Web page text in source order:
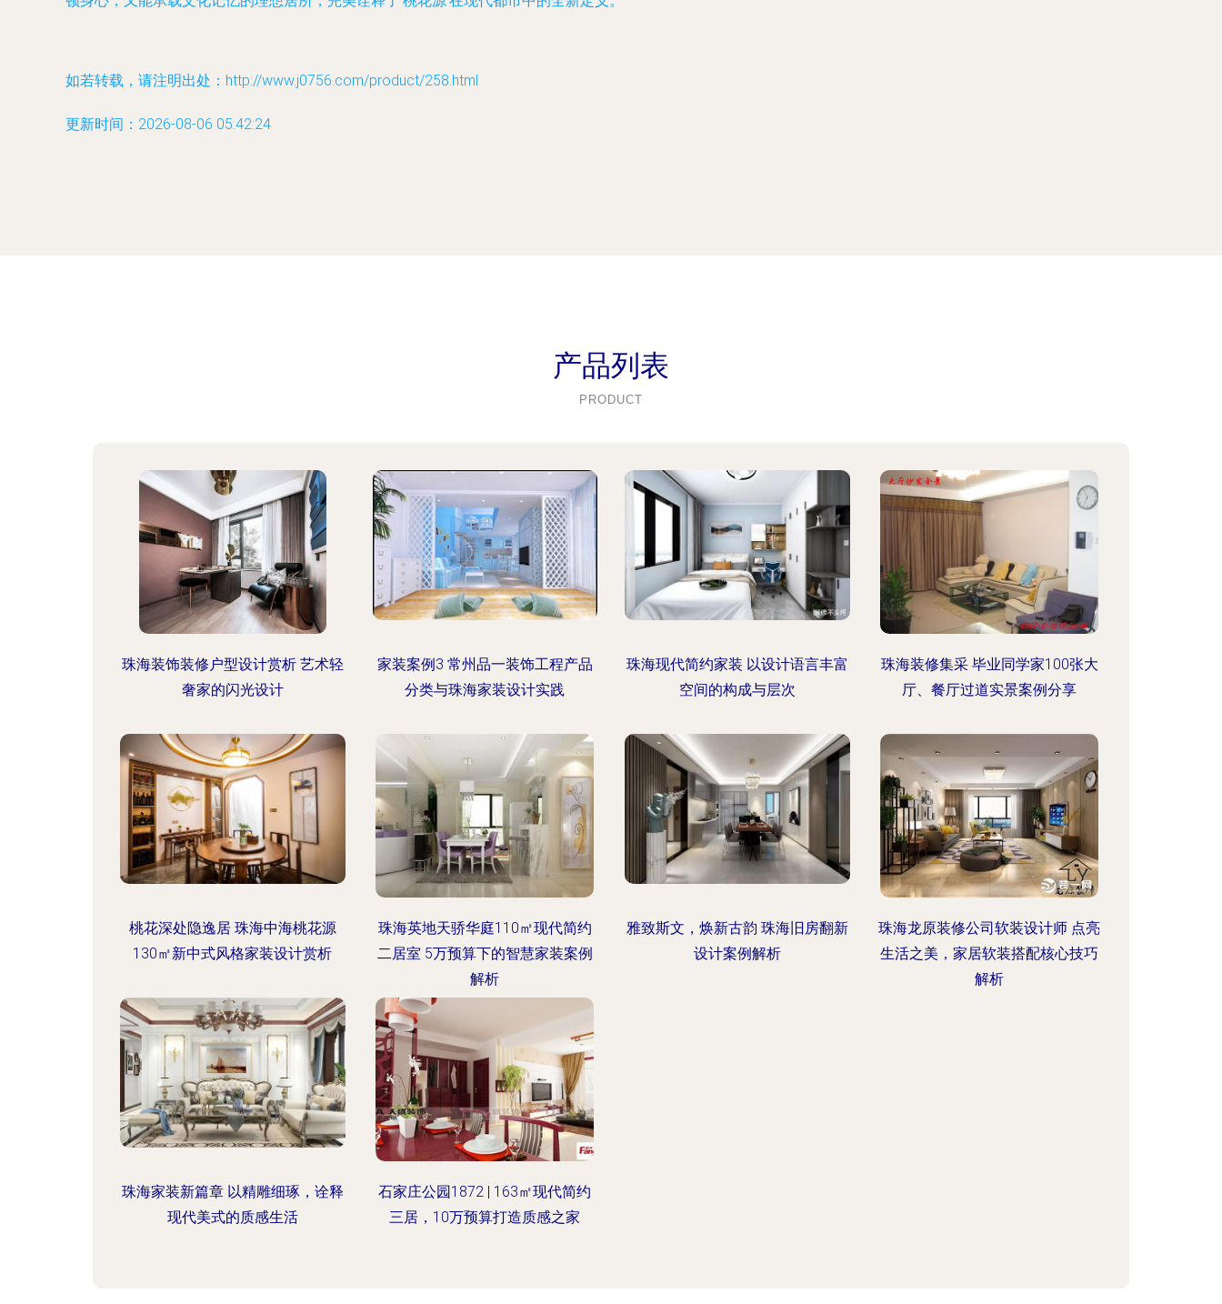
如若转载，请注明出处：http://www.j0756.com/product/258.html
更新时间：2026-08-06 05:42:24
产品列表
PRODUCT
珠海装饰装修户型设计赏析 艺术轻
奢家的闪光设计
家装案例3 常州品一装饰工程产品
分类与珠海家装设计实践
珠海现代简约家装 以设计语言丰富
空间的构成与层次
珠海装修集采 毕业同学家100张大
厅、餐厅过道实景案例分享
桃花深处隐逸居 珠海中海桃花源
130㎡新中式风格家装设计赏析
珠海英地天骄华庭110㎡现代简约
二居室 5万预算下的智慧家装案例
解析
雅致斯文，焕新古韵 珠海旧房翻新
设计案例解析
珠海龙原装修公司软装设计师 点亮
生活之美，家居软装搭配核心技巧
解析
珠海家装新篇章 以精雕细琢，诠释
现代美式的质感生活
石家庄公园1872 | 163㎡现代简约
三居，10万预算打造质感之家